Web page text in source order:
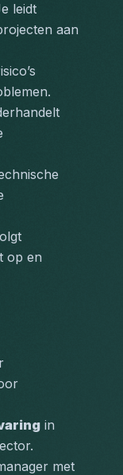
leidt
aan
op en
in
met